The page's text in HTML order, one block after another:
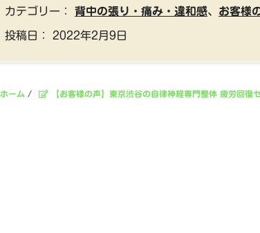
カテゴリー： 背中の張り・痛み・違和感、 お客様
投稿日： 2022年2月9日
ホーム / 【お客様の声】東京渋谷の自律神経専門整体 疲労回復